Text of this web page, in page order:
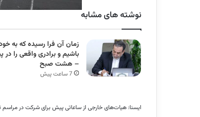
نوشته های مشابه
زمان آن فرا رسیده که به
باشیم و برادری واقعی را
– هشت صبح
7 ساعت پیش
ایسنا: هیات‌های خارجی از ساعاتی پیش برای شرکت در